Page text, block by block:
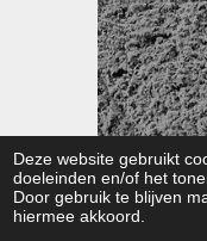
Deze website gebruikt
doeleinden en/of het
Door gebruik te blijven
hiermee akkoord.
e
d
I
n